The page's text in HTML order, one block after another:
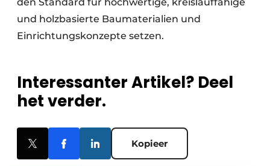
und holzbasierte Baumaterialien und
Einrichtungskonzepte setzen.
Interessanter Artikel? Deel
het verder.
Kopieer